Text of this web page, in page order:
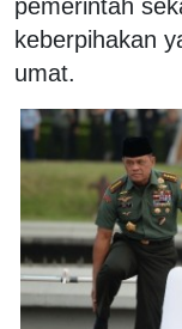
pemerintah
keberpihakan
umat.